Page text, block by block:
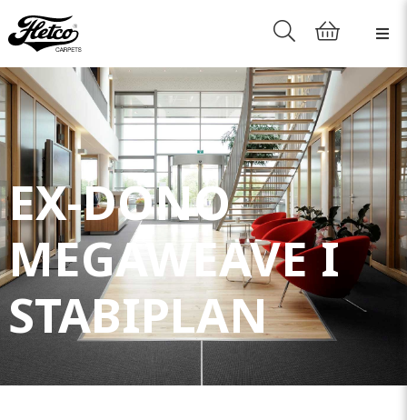
EX-DONO
MEGAWEAVE I
STABIPLAN